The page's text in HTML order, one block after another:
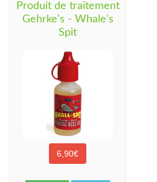
Produit de traitement
Gehrke's - Whale's
Spit
6,90€